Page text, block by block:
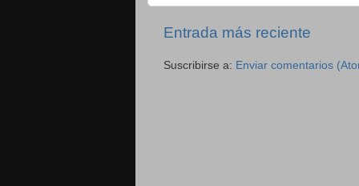
Entrada más reciente
Suscribirse a: Enviar comentarios